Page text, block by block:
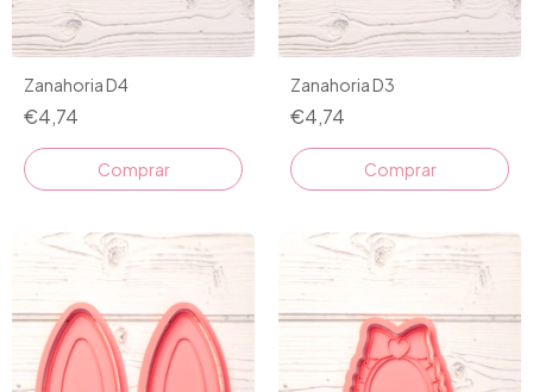
Zanahoria D4
€4,74
Comprar
Zanahoria D3
€4,74
Comprar